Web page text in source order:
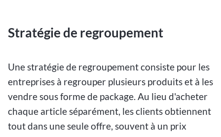
Stratégie de regroupement
Une stratégie de regroupement consiste pour les
entreprises à regrouper plusieurs produits et à les
vendre sous forme de package. Au lieu d'acheter
chaque article séparément, les clients obtiennent
tout dans une seule offre, souvent à un prix